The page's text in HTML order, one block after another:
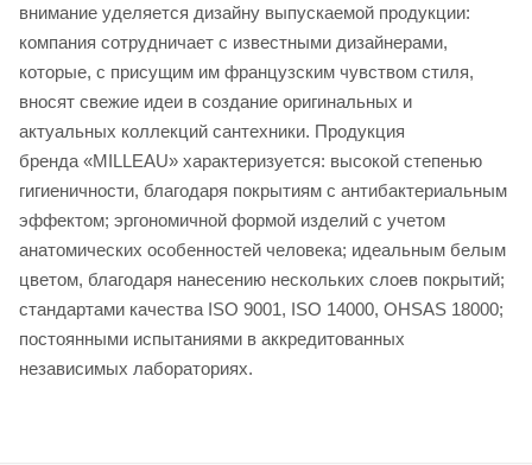
внимание уделяется дизайну выпускаемой продукции:
компания сотрудничает с известными дизайнерами,
которые, с присущим им французским чувством стиля,
вносят свежие идеи в создание оригинальных и
актуальных коллекций сантехники. Продукция
бренда «MILLEAU» характеризуется: высокой степенью
гигиеничности, благодаря покрытиям с антибактериальным
эффектом; эргономичной формой изделий с учетом
анатомических особенностей человека; идеальным белым
цветом, благодаря нанесению нескольких слоев покрытий;
стандартами качества ISO 9001, ISO 14000, OHSAS 18000;
постоянными испытаниями в аккредитованных
независимых лабораториях.